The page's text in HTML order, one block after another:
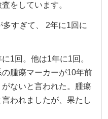
をしています。
すぎて、 2年に1回に
1回。他は1年に1回。
腫瘍マーカーが10年前
ないと言われた。腫瘍
われましたが、果たし